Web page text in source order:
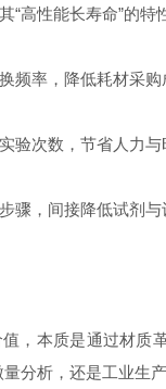
“高性能长寿命”的
频率，降低耗材采购
验次数，节省人力
骤，间接降低试剂
，本质是通过材质
分析，还是工业生